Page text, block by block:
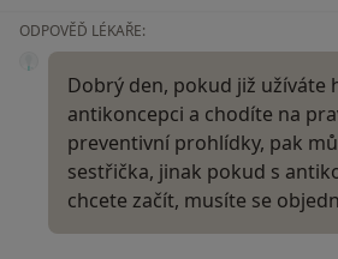
ODPOVĚĎ LÉKAŘE:
Dobrý den, pokud již užíváte
antikoncepci a chodíte na
preventivní prohlídky, pak
sestřička, jinak pokud s
chcete začít, musíte se